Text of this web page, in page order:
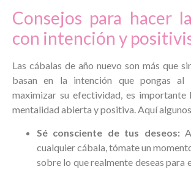
Consejos para hacer
con intención y
Las cábalas de año nuevo son más que
basan en la intención que pongas al
maximizar su efectividad, es importante
mentalidad abierta y positiva. Aquí
Sé consciente de tus deseos:
cualquier cábala, tómate un
sobre lo que realmente deseas para